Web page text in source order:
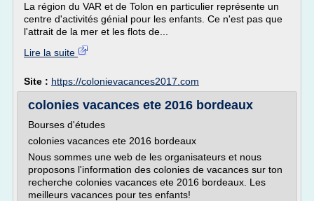
La région du VAR et de Tolon en particulier représente un
centre d'activités génial pour les enfants. Ce n'est pas que
l'attrait de la mer et les flots de...
Lire la suite
Site : https://colonievacances2017.com
colonies vacances ete 2016 bordeaux
Bourses d'études
colonies vacances ete 2016 bordeaux
Nous sommes une web de les organisateurs et nous
proposons l'information des colonies de vacances sur ton
recherche colonies vacances ete 2016 bordeaux. Les
meilleurs vacances pour tes enfants!